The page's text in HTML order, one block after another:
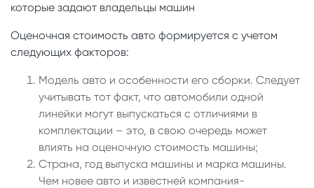
которые задают владельцы машин
Оценочная стоимость авто формируется с учетом
следующих факторов:
Модель авто и особенности его сборки. Следует
учитывать тот факт, что автомобили одной
линейки могут выпускаться с отличиями в
комплектации – это, в свою очередь может
влиять на оценочную стоимость машины;
Страна, год выпуска машины и марка машины.
Чем новее авто и известней компания-